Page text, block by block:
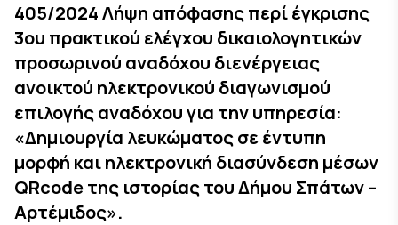
405/2024 Λήψη απόφασης περί έγκρισης
3ου πρακτικού ελέγχου δικαιολογητικών
προσωρινού αναδόχου διενέργειας
ανοικτού ηλεκτρονικού διαγωνισμού
επιλογής αναδόχου για την υπηρεσία:
«Δημιουργία λευκώματος σε έντυπη
μορφή και ηλεκτρονική διασύνδεση μέσων
QRcode της ιστορίας του Δήμου Σπάτων –
Αρτέμιδος».